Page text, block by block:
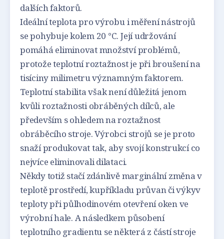
dalších faktorů.
Ideální teplota pro výrobu i měření nástrojů
se pohybuje kolem 20 °C. Její udržování
pomáhá eliminovat množství problémů,
protože teplotní roztažnost je při broušení na
tisíciny milimetru významným faktorem.
Teplotní stabilita však není důležitá jenom
kvůli roztažnosti obráběných dílců, ale
především s ohledem na roztažnost
obráběcího stroje. Výrobci strojů se je proto
snaží produkovat tak, aby svojí konstrukcí co
nejvíce eliminovali dilataci.
Někdy totiž stačí zdánlivě marginální změna v
teplotě prostředí, kupříkladu průvan či výkyv
teploty při půlhodinovém otevření oken ve
výrobní hale. A následkem působení
teplotního gradientu se některá z částí stroje